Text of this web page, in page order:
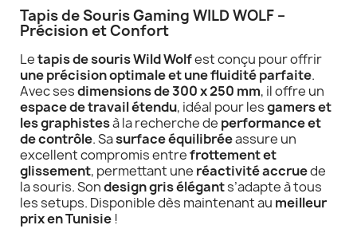
Tapis de Souris Gaming WILD WOLF –
Précision et Confort
Letapis de souris Wild Wolfest conçu pour offrir
une précision optimale et une fluidité parfaite.
Avec sesdimensions de 300 x 250 mm, il offre un
espace de travail étendu, idéal pour lesgamers et
les graphistesà la recherche de performance et
de contrôle. Sasurface équilibréeassure un
excellent compromis entrefrottement et
glissement, permettant une réactivité accruede
la souris. Sondesign gris élégants’adapte à tous
les setups. Disponible dès maintenant au meilleur
prix en Tunisie !